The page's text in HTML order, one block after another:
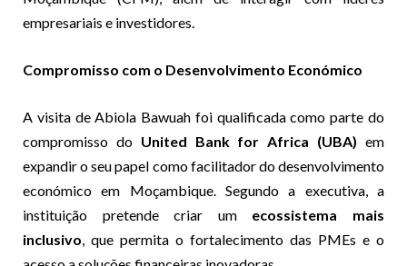
empresariais e investidores.
Compromisso com o Desenvolvimento Económico
A visita de Abiola Bawuah foi qualificada como parte do
compromisso do United Bank for Africa (UBA) em
expandir o seu papel como facilitador do desenvolvimento
económico em Moçambique. Segundo a executiva, a
instituição pretende criar um ecossistema mais
inclusivo, que permita o fortalecimento das PMEs e o